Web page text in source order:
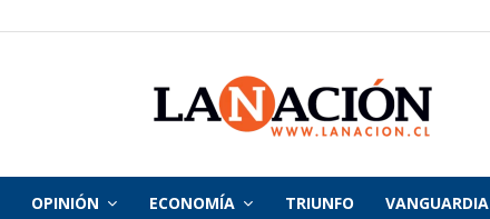
La
OPINIÓN ECONOMÍA TRIUNFO VANGUARDIA